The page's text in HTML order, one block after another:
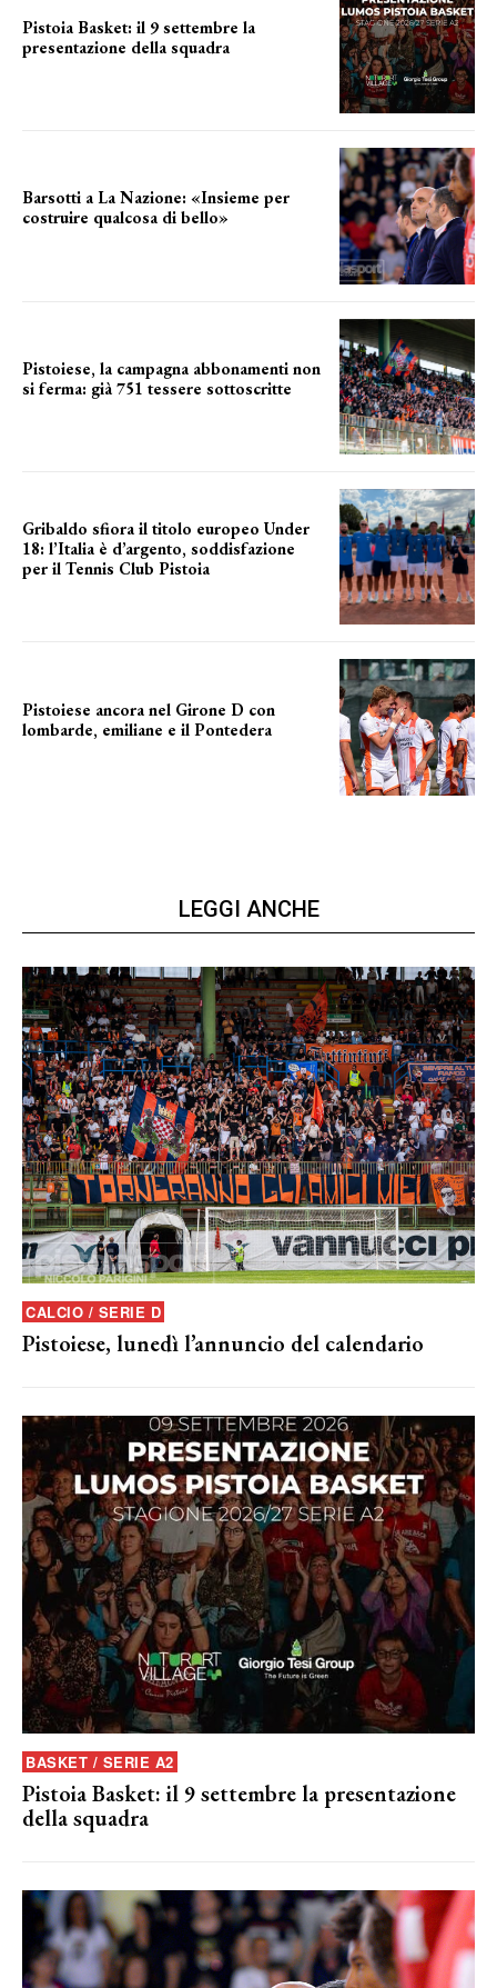
Pistoia Basket: il 9 settembre la
presentazione della squadra
Barsotti a La Nazione: «Insieme per
costruire qualcosa di bello»
Pistoiese, la campagna abbonamenti non
si ferma: già 751 tessere sottoscritte
Gribaldo sfiora il titolo europeo Under
18: l’Italia è d’argento, soddisfazione
per il Tennis Club Pistoia
Pistoiese ancora nel Girone D con
lombarde, emiliane e il Pontedera
LEGGI ANCHE
CALCIO / SERIE D
Pistoiese, lunedì l’annuncio del calendario
BASKET / SERIE A2
Pistoia Basket: il 9 settembre la presentazione
della squadra